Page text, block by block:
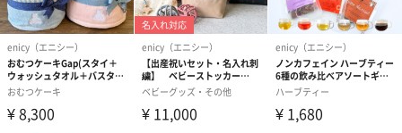
enicy（エニシー）
こんにちは、店長のカケガワです。『enicy』のベビーギフトは、
時を経て愛着が増すような、誰かにとってのたったひとつをお届
けします。
贈り主様の心をのせて素敵なギフトとなるよう自信をもってお届